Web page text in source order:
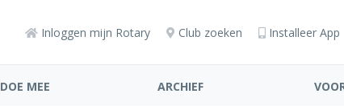
Inloggen mijn Rotary Club zoeken Installeer App
DOE MEE ARCHIEF